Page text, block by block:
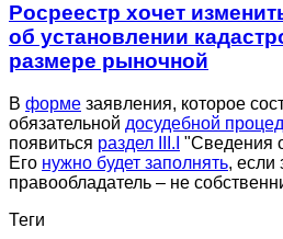
Росреестр хочет
об установлении
размере рыночной
В форме заявления, которое
обязательной досудебной
появиться раздел III.I "Сведения
Его нужно будет заполнять, если
правообладатель – не
Теги